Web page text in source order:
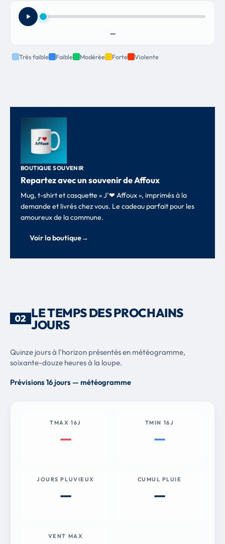
—
Très faible Faible Modérée Forte Violente
BOUTIQUE SOUVENIR
Repartez avec un souvenir de Affoux
Mug, t-shirt et casquette « J’❤ Affoux », imprimés à la
demande et livrés chez vous. Le cadeau parfait pour les
amoureux de la commune.
Voir la boutique→
02 LE TEMPS DES PROCHAINS
JOURS
Quinze jours à l'horizon présentés en météogramme,
soixante-douze heures à la loupe.
Prévisions 16 jours — météogramme
TMAX 16J
—
TMIN 16J
—
JOURS PLUVIEUX
—
CUMUL PLUIE
—
VENT MAX